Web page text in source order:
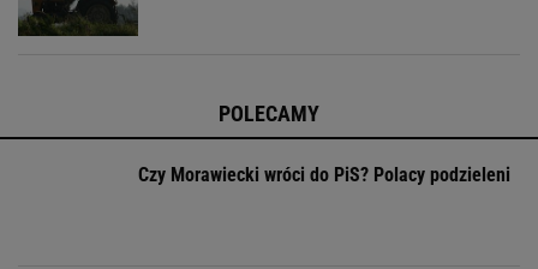
POLECAMY
Czy Morawiecki wróci do PiS? Polacy podzieleni